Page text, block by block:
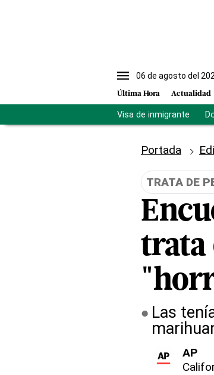
06 de agosto del
Última Hora Actualidad
Visa de inmigrante
Portada
TRATA DE
trata
Las
AP